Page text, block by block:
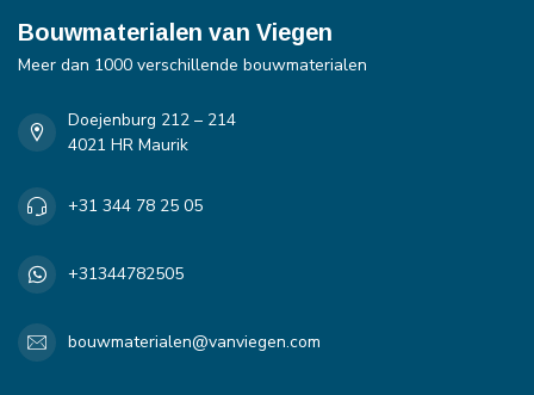
Bouwmaterialen van Viegen
Meer dan 1000 verschillende bouwmaterialen
Doejenburg 212 – 214
4021 HR Maurik
+31 344 78 25 05
+31344782505
bouwmaterialen@vanviegen.com